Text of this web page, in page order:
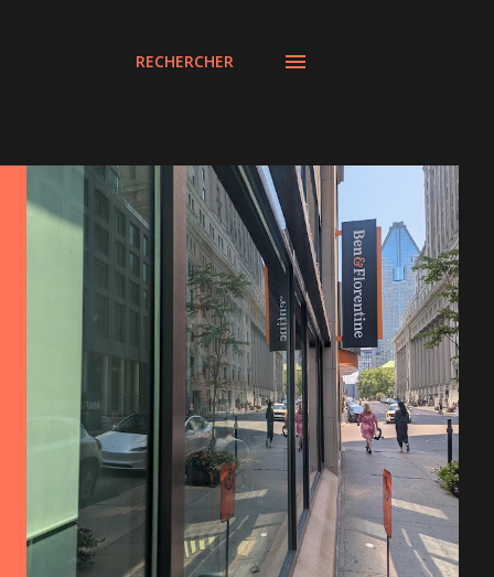
RECHERCHER